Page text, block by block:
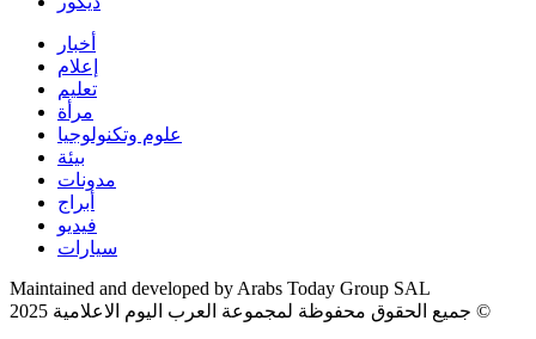
أخبار
إعلام
تعليم
مرأة
علوم وتكنولوجيا
بيئة
مدونات
أبراج
فيديو
سيارات
Maintained and developed by Arabs Today Group SAL
جميع الحقوق محفوظة لمجموعة العرب اليوم الاعلامية 2025 ©